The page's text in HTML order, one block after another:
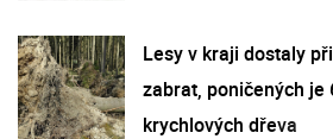
Lesy v kraji dostaly
zabrat, poničených je
krychlových dřeva